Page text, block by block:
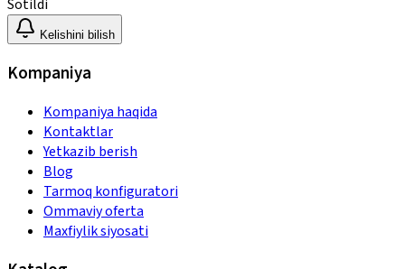
Sotildi
Kelishini bilish
Kompaniya
Kompaniya haqida
Kontaktlar
Yetkazib berish
Blog
Tarmoq konfiguratori
Ommaviy oferta
Maxfiylik siyosati